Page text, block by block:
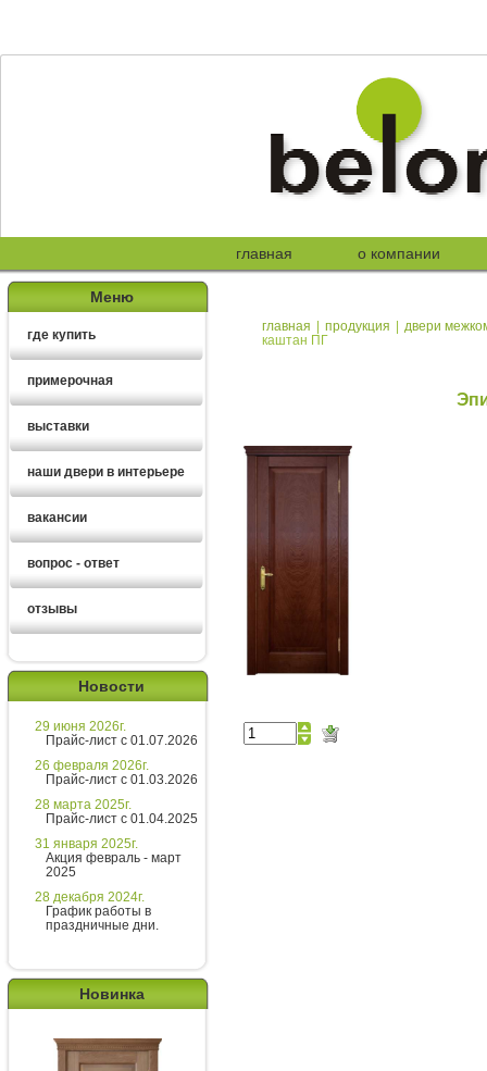
главная о компании
Меню
где купить
примерочная
выставки
наши двери в интерьере
вакансии
вопрос - ответ
отзывы
Новости
29 июня 2026г.
Прайс-лист с 01.07.2026
26 февраля 2026г.
Прайс-лист с 01.03.2026
28 марта 2025г.
Прайс-лист с 01.04.2025
31 января 2025г.
Акция февраль - март
2025
28 декабря 2024г.
График работы в
праздничные дни.
Новинка
главная | продукция | двери
каштан ПГ
Введите сообщение
Ирина
Здравствуйте!
Хотите получить расчет
стоимости за 5 минут?
Напишите мне и я все расскажу
подробно!